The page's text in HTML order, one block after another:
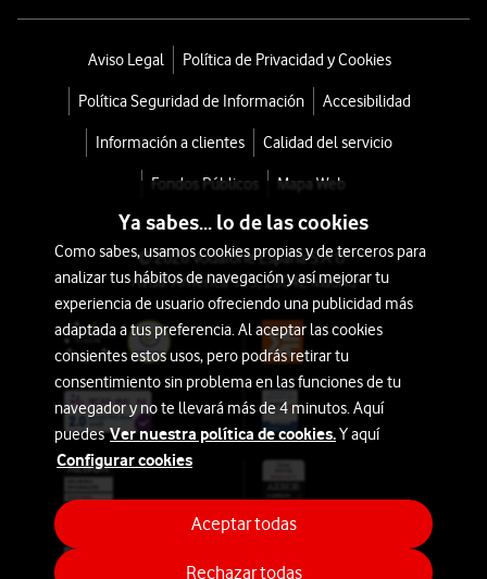
GoPro
Cámara
deportiva
HERO13
Accesorios
519€
Aviso Legal Política de Privacidad y Cookies
Política Seguridad de Información Accesibilidad
Información a clientes Calidad del servicio
Fondos Públicos Mapa Web
© 2026 Vodafone España S.A.U.
Avda. América 115, 28042 Madrid
Ya sabes... lo de las cookies
Como sabes, usamos cookies propias y de terceros para
analizar tus hábitos de navegación y así mejorar tu
experiencia de usuario ofreciendo una publicidad más
adaptada a tus preferencia. Al aceptar las cookies
consientes estos usos, pero podrás retirar tu
consentimiento sin problema en las funciones de tu
navegador y no te llevará más de 4 minutos. Aquí
puedesVer nuestra política de cookies.Y aquí
Configurar cookies
Rechazar todas
Aceptar todas